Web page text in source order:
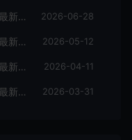
爱游网单亲测【天龙八部单机版】最新整理怀旧64位源端洛洛1.9 带GM工具 视频安装教学 虚拟机一键端 2026-06-28
爱游网单亲测【天龙八部单机版】最新整理全民争霸微变完整单机端 带GM 配套道具代码 解锁充值奖励 视频安装教学 虚拟机一键端 2026-05-12
爱游网单亲测【天龙八部单机版】最新整理会员分享遗忘之地微改仿官复古版 无字谱 便捷传送 快捷内辅 配套GM工具 自由视角 虚拟机一键端 视频安装教学 2026-04-11
爱游网单亲测【天龙八部单机版】最新整理回味09年寻仙轮回情怀转生超变端带装备回收体系 GM后台 虚拟机一键端 视频安装教学 2026-03-31